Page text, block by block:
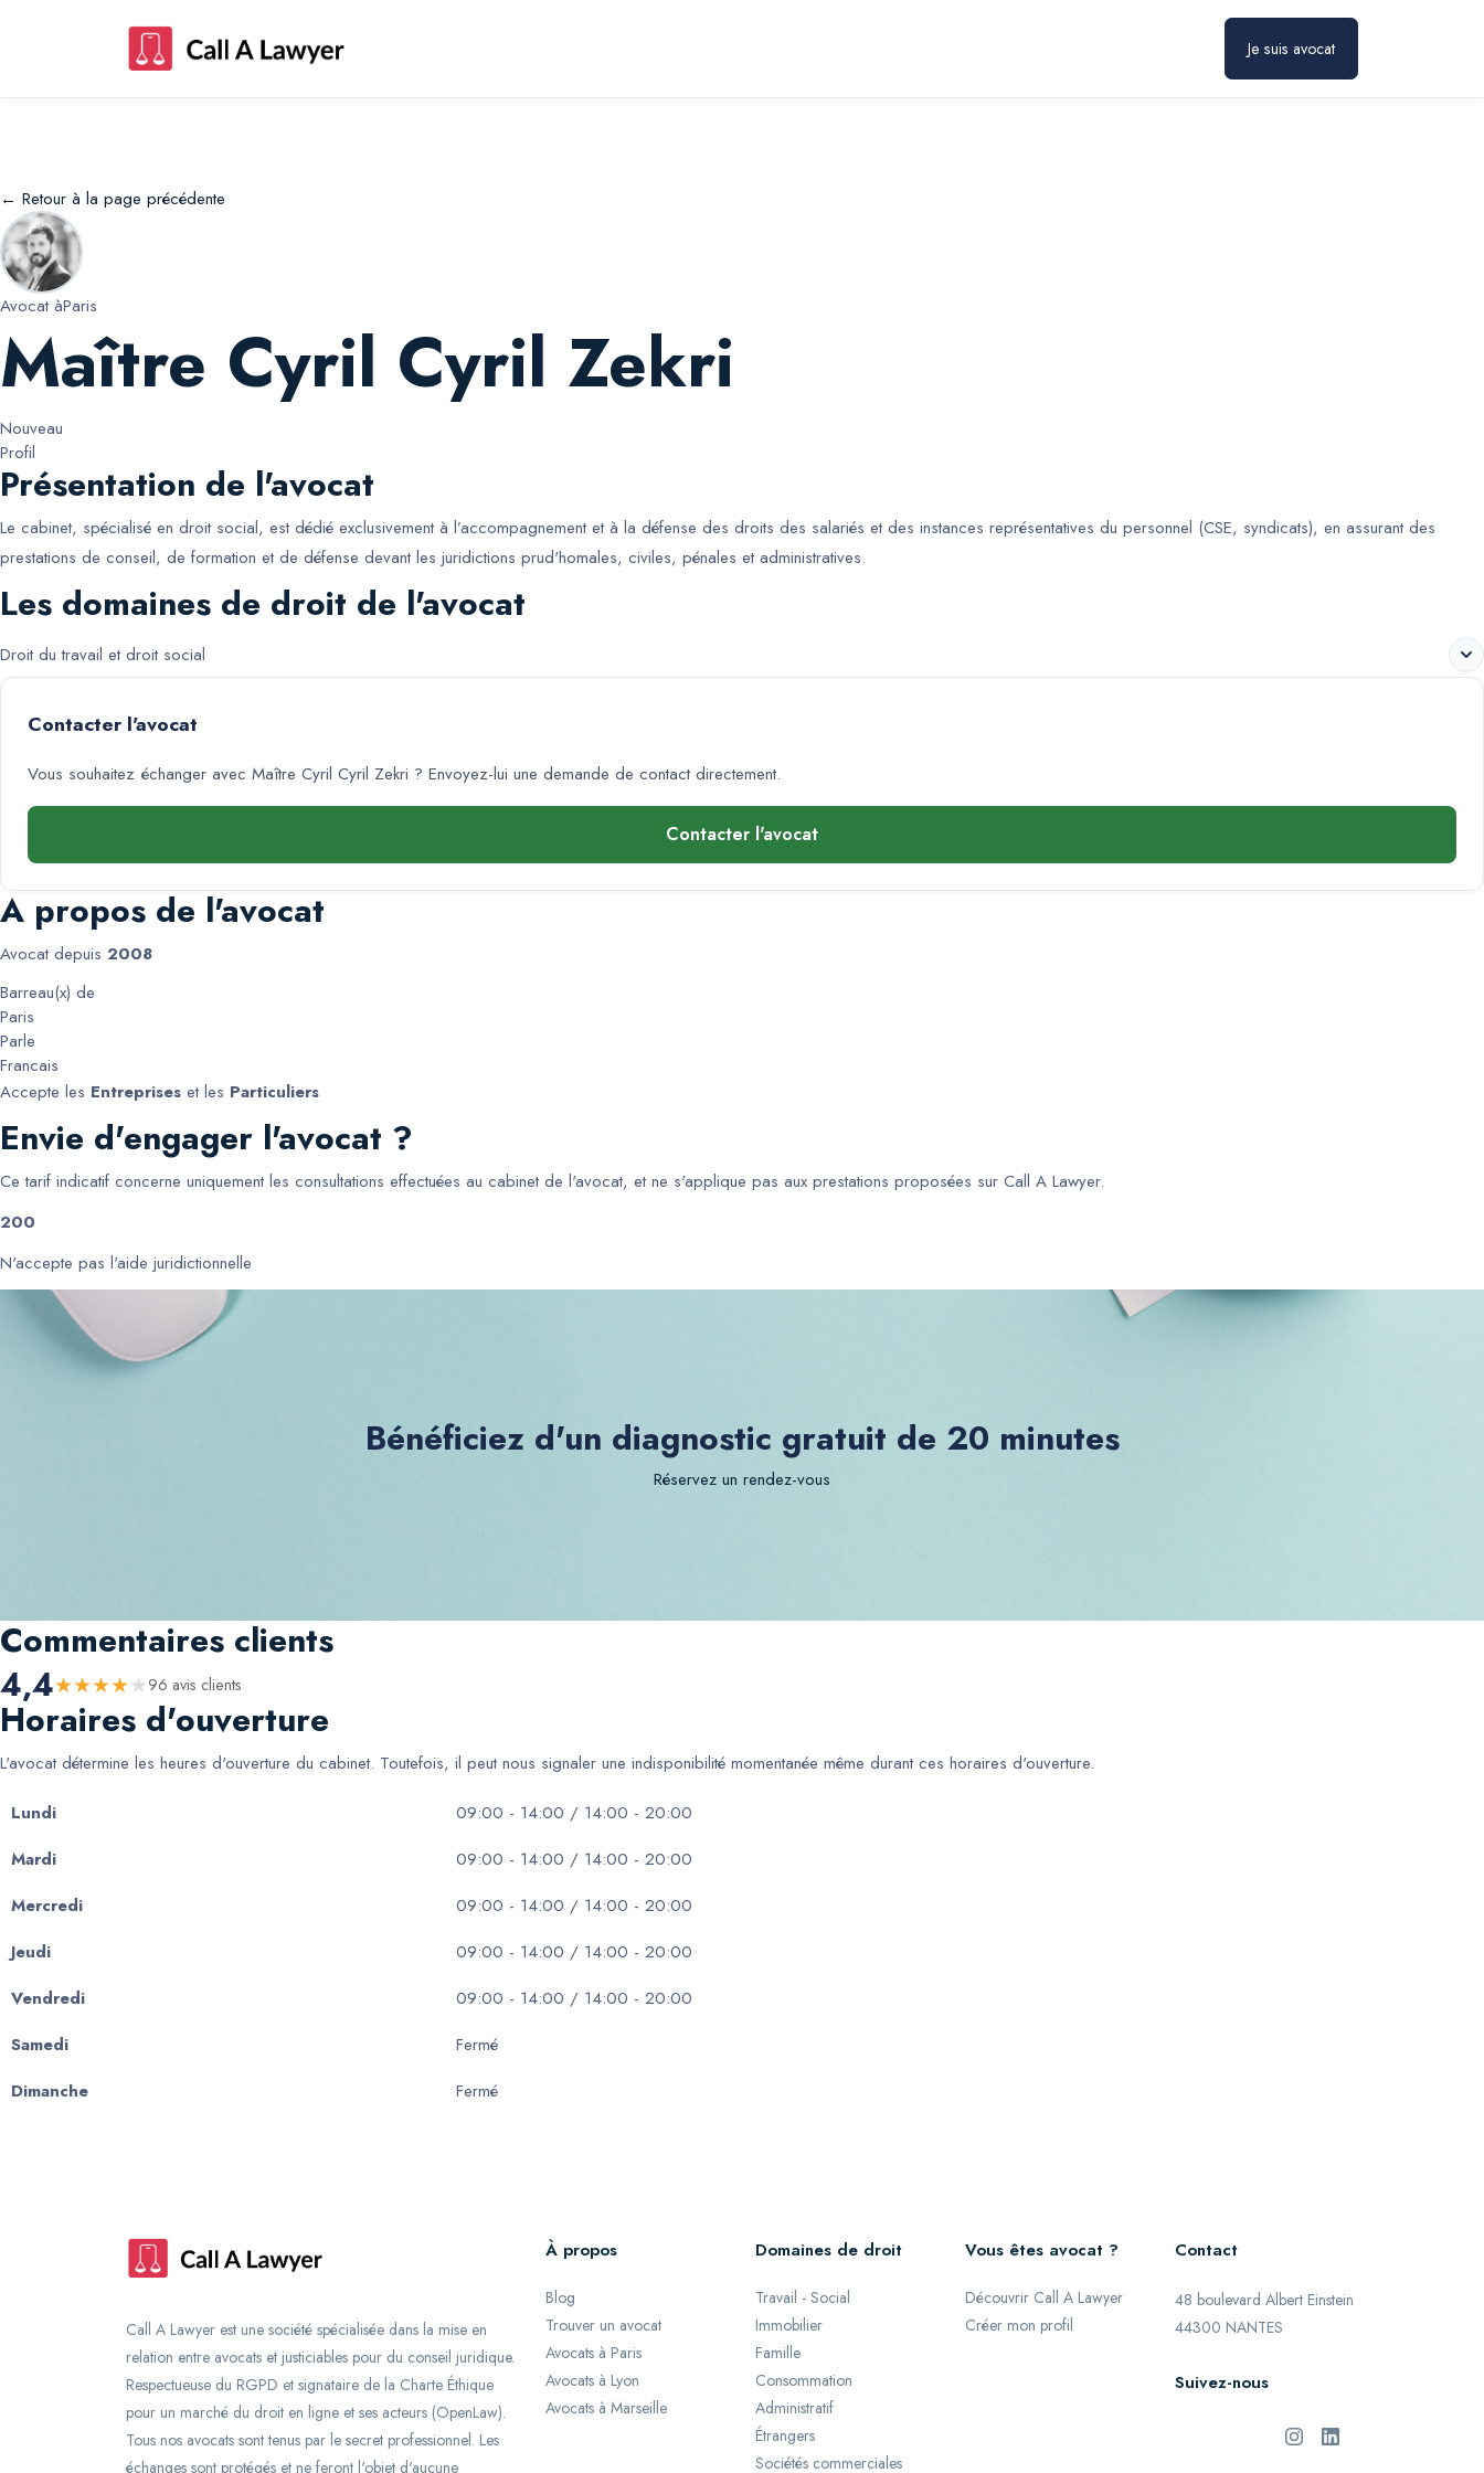
Je suis avocat
← Retour à la page précédente
Avocat àParis
Maître Cyril Cyril Zekri
Nouveau
Profil
Présentation de l'avocat
Le cabinet, spécialisé en droit social, est dédié exclusivement à l’accompagnement et à la défense des droits des salariés et des instances représentatives du personnel (CSE, syndicats), en assurant des
prestations de conseil, de formation et de défense devant les juridictions prud'homales, civiles, pénales et administratives.
Les domaines de droit de l'avocat
Droit du travail et droit social
Contacter l'avocat
Vous souhaitez échanger avec Maître Cyril Cyril Zekri ? Envoyez-lui une demande de contact directement.
Contacter l'avocat
A propos de l'avocat
Avocat depuis 2008
Barreau(x) de
Paris
Parle
Francais
Accepte les Entreprises et les Particuliers
Envie d'engager l'avocat ?
Ce tarif indicatif concerne uniquement les consultations effectuées au cabinet de l'avocat, et ne s'applique pas aux prestations proposées sur Call A Lawyer.
200
N'accepte pas l'aide juridictionnelle
Bénéficiez d'un diagnostic gratuit de 20 minutes
Réservez un rendez-vous
Commentaires clients
4,4★★★★★ 96 avis clients
Horaires d'ouverture
L'avocat détermine les heures d'ouverture du cabinet. Toutefois, il peut nous signaler une indisponibilité momentanée même durant ces horaires d'ouverture.
Lundi
09:00 - 14:00 / 14:00 - 20:00
Mardi
09:00 - 14:00 / 14:00 - 20:00
Mercredi
09:00 - 14:00 / 14:00 - 20:00
Jeudi
09:00 - 14:00 / 14:00 - 20:00
Vendredi
09:00 - 14:00 / 14:00 - 20:00
Samedi
Fermé
Dimanche
Fermé
Call A Lawyer est une société spécialisée dans la mise en
relation entre avocats et justiciables pour du conseil juridique.
Respectueuse du RGPD et signataire de la Charte Éthique
pour un marché du droit en ligne et ses acteurs (OpenLaw).
Tous nos avocats sont tenus par le secret professionnel. Les
échanges sont protégés et ne feront l'objet d'aucune
À propos
Blog
Trouver un avocat
Avocats à Paris
Avocats à Lyon
Avocats à Marseille
Domaines de droit
Travail - Social
Immobilier
Famille
Consommation
Administratif
Étrangers
Sociétés commerciales
Vous êtes avocat ?
Découvrir Call A Lawyer
Créer mon profil
Contact
48 boulevard Albert Einstein
44300 NANTES
Suivez-nous